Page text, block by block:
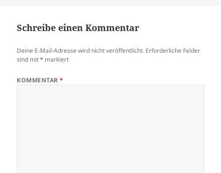
Schreibe einen Kommentar
Deine E-Mail-Adresse wird nicht veröffentlicht. Erforderliche Felder
sind mit* markiert
KOMMENTAR*